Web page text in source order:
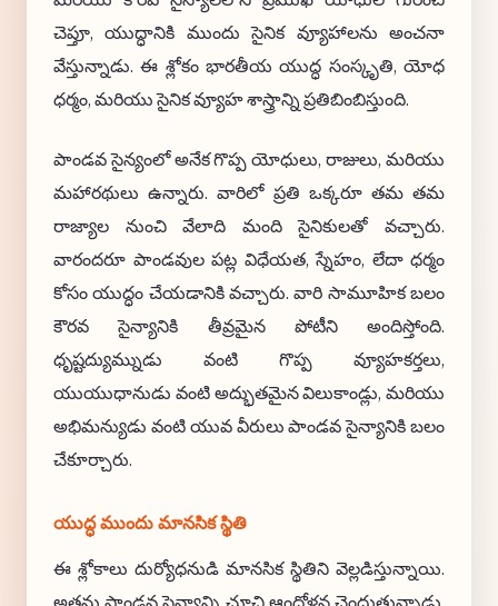
చెప్తూ, యుద్ధానికి ముందు సైనిక వ్యూహాలను అంచనా
వేస్తున్నాడు. ఈ శ్లోకం భారతీయ యుద్ధ సంస్కృతి, యోధ
ధర్మం, మరియు సైనిక వ్యూహ శాస్త్రాన్ని ప్రతిబింబిస్తుంది.
పాండవ సైన్యంలో అనేక గొప్ప యోధులు, రాజులు, మరియు
మహారథులు ఉన్నారు. వారిలో ప్రతి ఒక్కరూ తమ తమ
రాజ్యాల నుంచి వేలాది మంది సైనికులతో వచ్చారు.
వారందరూ పాండవుల పట్ల విధేయత, స్నేహం, లేదా ధర్మం
కోసం యుద్ధం చేయడానికి వచ్చారు. వారి సామూహిక బలం
కౌరవ సైన్యానికి తీవ్రమైన పోటీని అందిస్తోంది.
ధృష్టద్యుమ్నుడు వంటి గొప్ప వ్యూహకర్తలు,
యుయుధానుడు వంటి అద్భుతమైన విలుకాండ్లు, మరియు
అభిమన్యుడు వంటి యువ వీరులు పాండవ సైన్యానికి బలం
చేకూర్చారు.
యుద్ధ ముందు మానసిక స్థితి
ఈ శ్లోకాలు దుర్యోధనుడి మానసిక స్థితిని వెల్లడిస్తున్నాయి.
అతను పాండవ సైన్యాన్ని చూచి ఆందోళన చెందుతున్నాడు,